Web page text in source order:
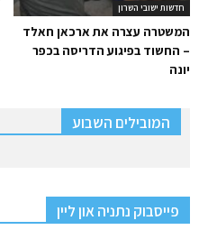
חדשות ישובי השרון
המשטרה עצרה את ארכאן חאלד
– החשוד בפיגוע הדריסה בכפר
יונה
המובילים השבוע
פייסבוק נתניה און ליין